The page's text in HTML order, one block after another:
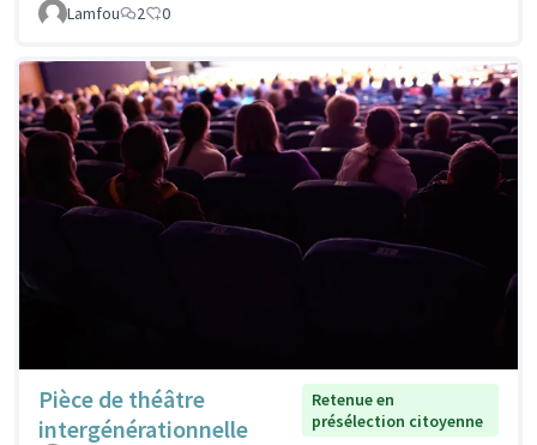
Lamfou 2 0
Pièce de théâtre
intergénérationnelle
Retenue en
présélection citoyenne